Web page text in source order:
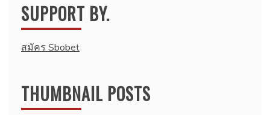
SUPPORT BY.
สมัคร Sbobet
THUMBNAIL POSTS